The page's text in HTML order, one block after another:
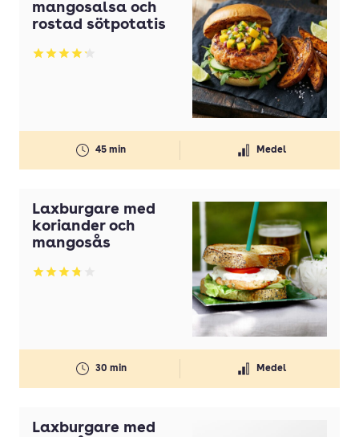
mangosalsa och
rostad sötpotatis
Betyg: 4.17 av 5
45 min Medel
Laxburgare med
koriander och
mangosås
Betyg: 3.83 av 5
30 min Medel
Laxburgare med